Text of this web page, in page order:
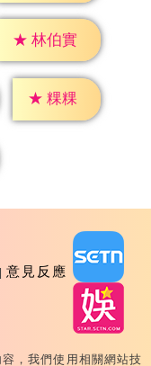
★ 林伯實
★ 粿粿
意見反應
，我們使用相關網站技